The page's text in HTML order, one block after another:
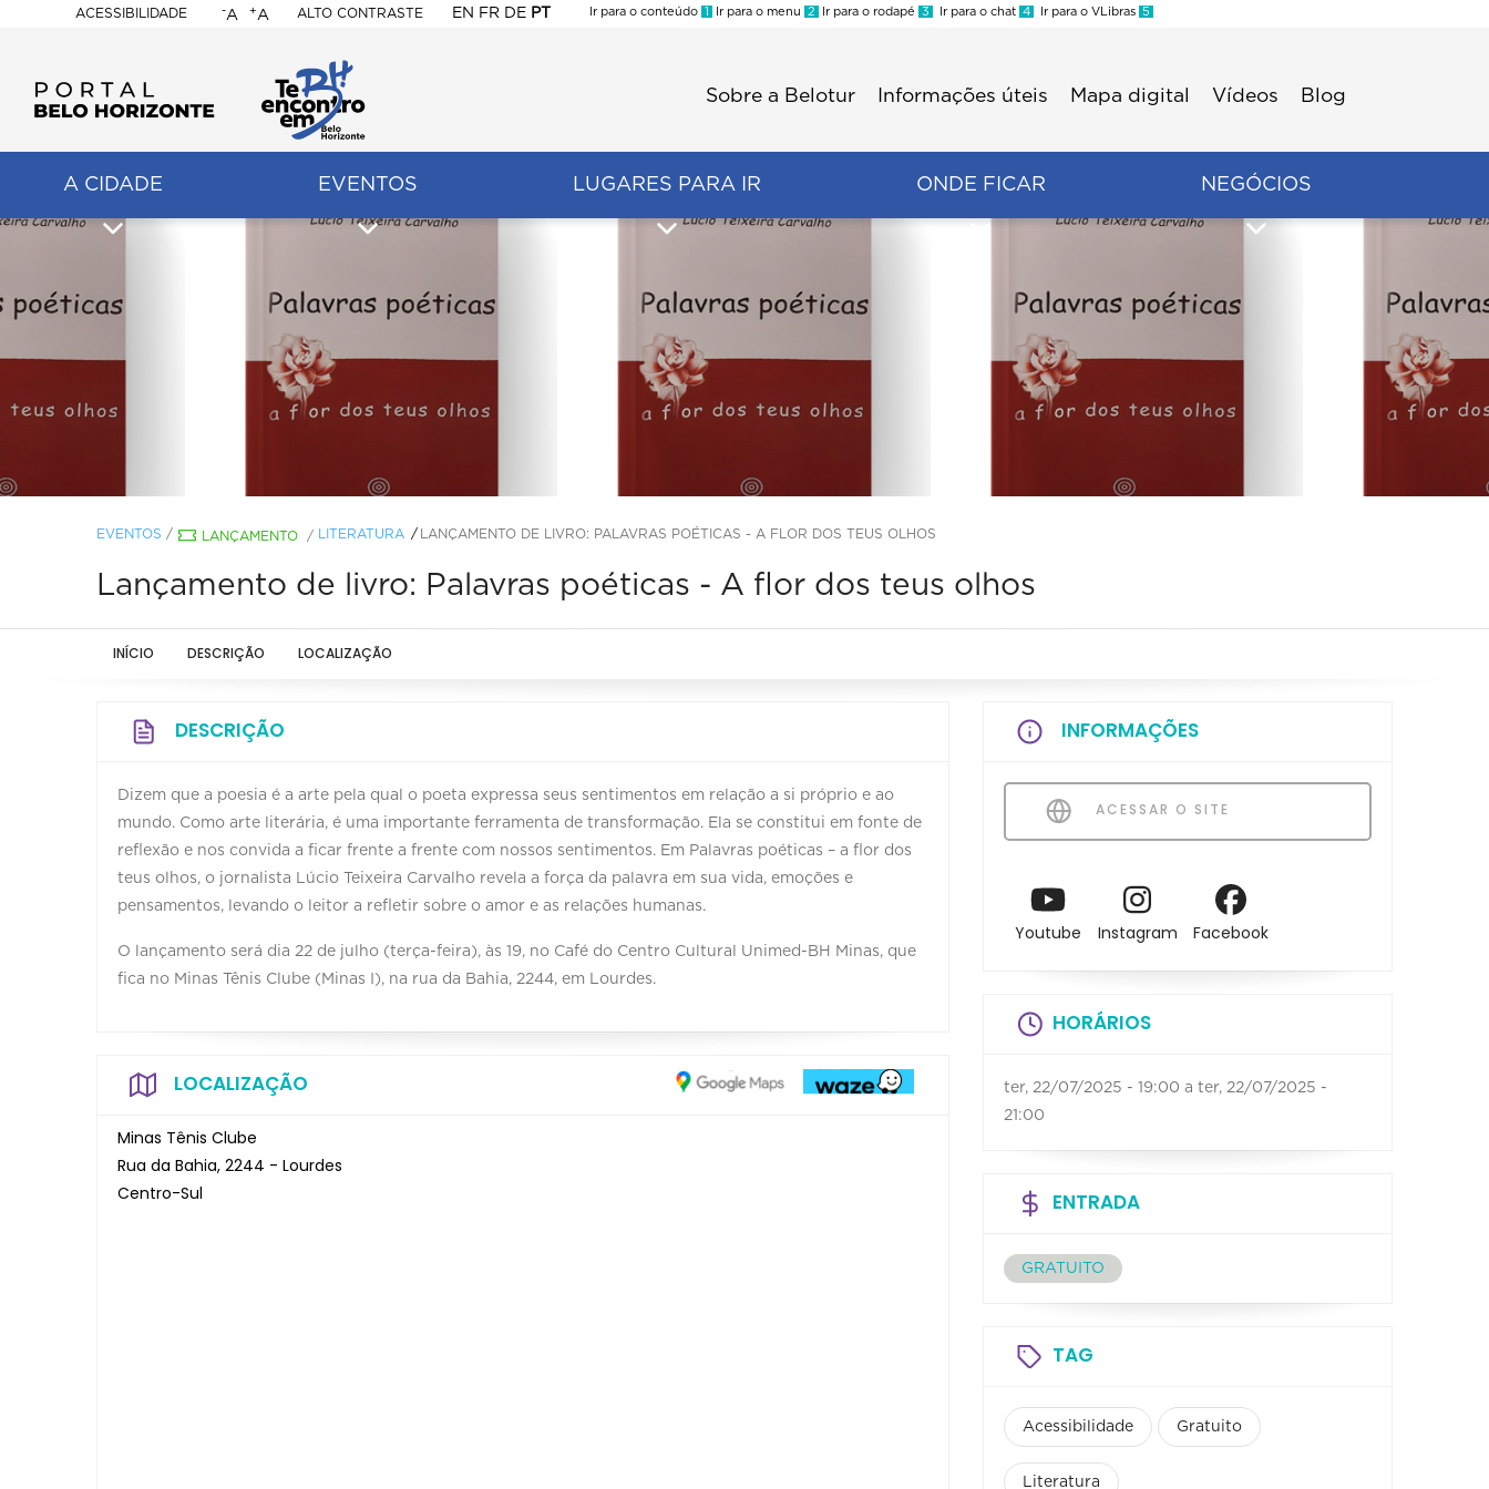
ACESSIBILIDADE
BELO
HORIZONTE
-A +A ALTO CONTRASTE EN FR DE PT
Ir para o conteúdo 1 Ir para o menu 2 Ir para o rodapé 3 Ir para o chat 4 Ir para o VLibras 5
Sobre a Belotur Informações úteis Mapa digital Vídeos Blog
A CIDADE EVENTOS LUGARES PARA IR ONDE FICAR NEGÓCIOS
EVENTOS / LANÇAMENTO / LITERATURA LANÇAMENTO DE LIVRO: PALAVRAS POÉTICAS - A FLOR DOS TEUS OLHOS
Lançamento de livro: Palavras poéticas - A flor dos teus olhos
INÍCIO DESCRIÇÃO LOCALIZAÇÃO
DESCRIÇÃO
Dizem que a poesia é a arte pela qual o poeta expressa seus sentimentos em relação a si próprio e ao
mundo. Como arte literária, é uma importante ferramenta de transformação. Ela se constitui em fonte de
reflexão e nos convida a ficar frente a frente com nossos sentimentos. Em Palavras poéticas – a flor dos
teus olhos, o jornalista Lúcio Teixeira Carvalho revela a força da palavra em sua vida, emoções e
pensamentos, levando o leitor a refletir sobre o amor e as relações humanas.
O lançamento será dia 22 de julho (terça-feira), às 19, no Café do Centro Cultural Unimed-BH Minas, que
fica no Minas Tênis Clube (Minas I), na rua da Bahia, 2244, em Lourdes.
LOCALIZAÇÃO
Minas Tênis Clube
Rua da Bahia, 2244 - Lourdes
Centro-Sul
INFORMAÇÕES
ACESSAR O SITE
Youtube Instagram Facebook
HORÁRIOS
ter, 22/07/2025 - 19:00 a ter, 22/07/2025 -
21:00
ENTRADA
GRATUITO
TAG
Acessibilidade Gratuito
Literatura